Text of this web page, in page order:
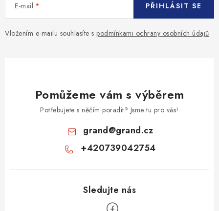
E-mail
Vložením e-mailu souhlasíte s podmínkami ochrany osobních údajů
PŘIHLÁSIT SE
Pomůžeme vám s výběrem
Potřebujete s něčím poradit? Jsme tu pro vás!
grand@grand.cz
+420739042754